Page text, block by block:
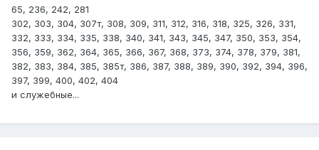
65, 236, 242, 281
302, 303, 304, 307т, 308, 309, 311, 312, 316, 318, 325, 326, 331,
332, 333, 334, 335, 338, 340, 341, 343, 345, 347, 350, 353, 354,
356, 359, 362, 364, 365, 366, 367, 368, 373, 374, 378, 379, 381,
382, 383, 384, 385, 385т, 386, 387, 388, 389, 390, 392, 394, 396,
397, 399, 400, 402, 404
и служебные...